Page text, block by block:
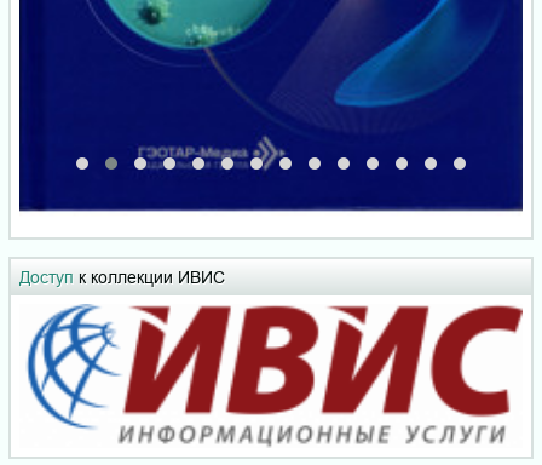
Доступ к коллекции ИВИС